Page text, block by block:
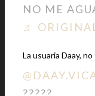
NO ME
♬
La usuaria Daay,
?????